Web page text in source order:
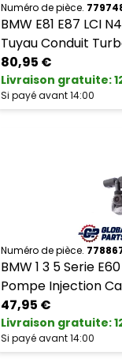
Numéro de pièce.
BMW E81 E87 LCI
Tuyau Conduit
80,95 €
Livraison gratuite:
Si payé avant 14:00
Numéro de pièce.
BMW 1 3 5 Serie
Pompe Injection
47,95 €
Livraison gratuite:
Si payé avant 14:00